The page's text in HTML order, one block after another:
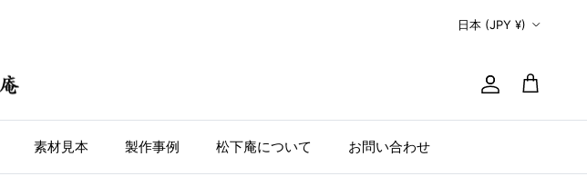
日本 (JPY ¥)
アカウント
カート
素材見本 製作事例 松下庵について お問い合わせ